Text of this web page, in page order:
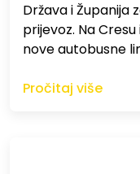
Država i Županija
prijevoz. Na
nove autobusne
Pročitaj više